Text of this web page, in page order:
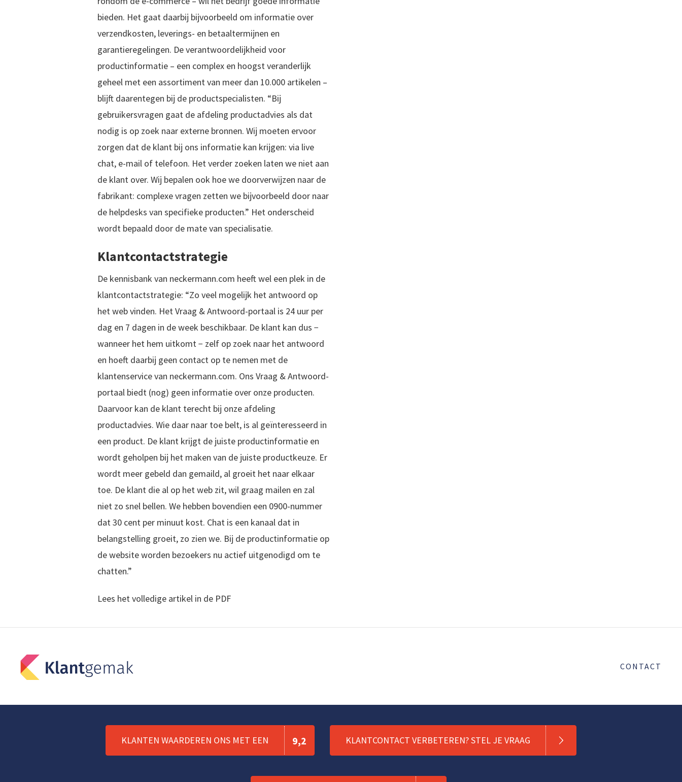
bieden. Het gaat daarbij bijvoorbeeld om informatie over
verzendkosten, leverings- en betaaltermijnen en
garantieregelingen. De verantwoordelijkheid voor
productinformatie – een complex en hoogst veranderlijk
geheel met een assortiment van meer dan 10.000 artikelen –
blijft daarentegen bij de productspecialisten. “Bij
gebruikersvragen gaat de afdeling productadvies als dat
nodig is op zoek naar externe bronnen. Wij moeten ervoor
zorgen dat de klant bij ons informatie kan krijgen: via live
chat, e-mail of telefoon. Het verder zoeken laten we niet aan
de klant over. Wij bepalen ook hoe we doorverwijzen naar de
fabrikant: complexe vragen zetten we bijvoorbeeld door naar
de helpdesks van specifieke producten.” Het onderscheid
wordt bepaald door de mate van specialisatie.
Klantcontactstrategie
De kennisbank van neckermann.com heeft wel een plek in de
klantcontactstrategie: “Zo veel mogelijk het antwoord op
het web vinden. Het Vraag & Antwoord-portaal is 24 uur per
dag en 7 dagen in de week beschikbaar. De klant kan dus −
wanneer het hem uitkomt − zelf op zoek naar het antwoord
en hoeft daarbij geen contact op te nemen met de
klantenservice van neckermann.com. Ons Vraag & Antwoord-
portaal biedt (nog) geen informatie over onze producten.
Daarvoor kan de klant terecht bij onze afdeling
productadvies. Wie daar naar toe belt, is al geïnteresseerd in
een product. De klant krijgt de juiste productinformatie en
wordt geholpen bij het maken van de juiste productkeuze. Er
wordt meer gebeld dan gemaild, al groeit het naar elkaar
toe. De klant die al op het web zit, wil graag mailen en zal
niet zo snel bellen. We hebben bovendien een 0900-nummer
dat 30 cent per minuut kost. Chat is een kanaal dat in
belangstelling groeit, zo zien we. Bij de productinformatie op
de website worden bezoekers nu actief uitgenodigd om te
chatten.”
Lees het volledige artikel in de PDF
CONTACT
KLANTEN WAARDEREN ONS MET EEN 9,2 KLANTCONTACT VERBETEREN? STEL JE VRAAG